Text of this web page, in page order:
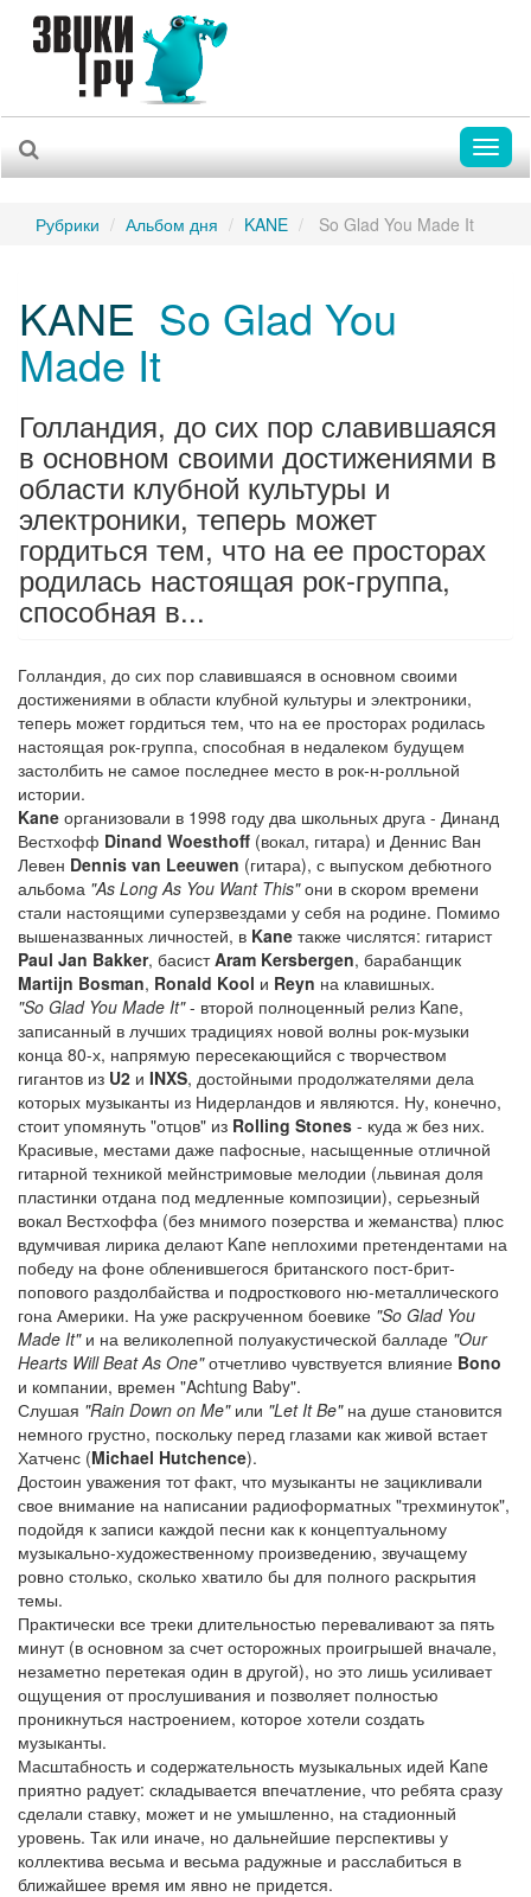
Рубрики Альбом дня KANE So Glad You Made It
KANE So Glad You
Made It
Голландия, до сих пор славившаяся
в основном своими достижениями в
области клубной культуры и
электроники, теперь может
гордиться тем, что на ее просторах
родилась настоящая рок-группа,
способная в...
Голландия, до сих пор славившаяся в основном своими
достижениями в области клубной культуры и электроники,
теперь может гордиться тем, что на ее просторах родилась
настоящая рок-группа, способная в недалеком будущем
застолбить не самое последнее место в рок-н-ролльной
истории.
Kane организовали в 1998 году два школьных друга - Динанд
Вестхофф Dinand Woesthoff (вокал, гитара) и Деннис Ван
Левен Dennis van Leeuwen (гитара), с выпуском дебютного
альбома "As Long As You Want This"они в скором времени
стали настоящими суперзвездами у себя на родине. Помимо
вышеназванных личностей, в Kane также числятся: гитарист
Paul Jan Bakker, басистAram Kersbergen, барабанщик
Martijn Bosman, Ronald Kool и Reyn на клавишных.
"So Glad You Made It"- второй полноценный релиз Kane,
записанный в лучших традициях новой волны рок-музыки
конца 80-х, напрямую пересекающийся с творчеством
гигантов из U2 и INXS, достойными продолжателями дела
которых музыканты из Нидерландов и являются. Ну, конечно,
стоит упомянуть "отцов" из Rolling Stones - куда ж без них.
Красивые, местами даже пафосные, насыщенные отличной
гитарной техникой мейнстримовые мелодии (львиная доля
пластинки отдана под медленные композиции), серьезный
вокал Вестхоффа (без мнимого позерства и жеманства) плюс
вдумчивая лирика делают Kane неплохими претендентами на
победу на фоне обленившегося британского пост-брит-
попового раздолбайства и подросткового ню-металлического
гона Америки. На уже раскрученном боевике "So Glad You
Made It"и на великолепной полуакустической балладе "Our
Hearts Will Beat As One"отчетливо чувствуется влияние Bono
и компании, времен "Achtung Baby".
Слушая "Rain Down on Me"или "Let It Be"на душе становится
немного грустно, поскольку перед глазами как живой встает
Хатченс (Michael Hutchence).
Достоин уважения тот факт, что музыканты не зацикливали
свое внимание на написании радиоформатных "трехминуток",
подойдя к записи каждой песни как к концептуальному
музыкально-художественному произведению, звучащему
ровно столько, сколько хватило бы для полного раскрытия
темы.
Практически все треки длительностью переваливают за пять
минут (в основном за счет осторожных проигрышей вначале,
незаметно перетекая один в другой), но это лишь усиливает
ощущения от прослушивания и позволяет полностью
проникнуться настроением, которое хотели создать
музыканты.
Масштабность и содержательность музыкальных идей Kane
приятно радует: складывается впечатление, что ребята сразу
сделали ставку, может и не умышленно, на стадионный
уровень. Так или иначе, но дальнейшие перспективы у
коллектива весьма и весьма радужные и расслабиться в
ближайшее время им явно не придется.